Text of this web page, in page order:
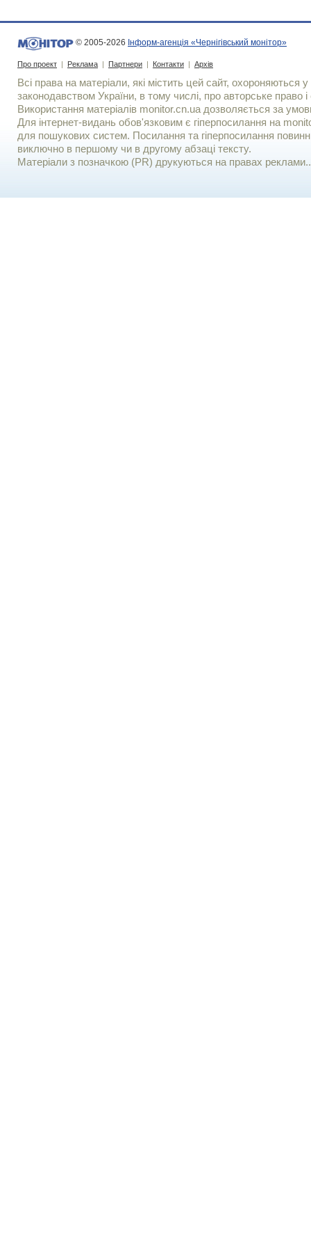
© 2005-2026 Інформ-агенція «Чернігівський монітор»
Про проект | Реклама | Партнери | Контакти | Архів
Всі права на матеріали, які містить цей сайт, охороняються у
законодавством України, в тому числі, про авторське право і
Використання матерiалiв monitor.cn.ua дозволяється за
Для iнтернет-видань обов'язковим є гiперпосилання на
для пошукових систем. Посилання та гіперпосилання
виключно в першому чи в другому абзаці тексту.
Матеріали з позначкою (PR) друкуються на правах реклами..